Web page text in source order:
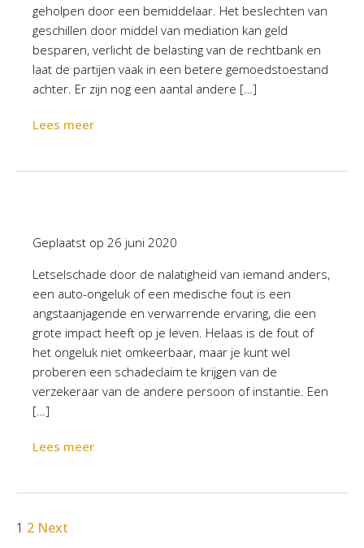
geholpen door een bemiddelaar. Het beslechten van
geschillen door middel van mediation kan geld
besparen, verlicht de belasting van de rechtbank en
laat de partijen vaak in een betere gemoedstoestand
achter. Er zijn nog een aantal andere […]
Lees meer
Geplaatst op 26 juni 2020
Letselschade door de nalatigheid van iemand anders,
een auto-ongeluk of een medische fout is een
angstaanjagende en verwarrende ervaring, die een
grote impact heeft op je leven. Helaas is de fout of
het ongeluk niet omkeerbaar, maar je kunt wel
proberen een schadeclaim te krijgen van de
verzekeraar van de andere persoon of instantie. Een
[…]
Lees meer
1 2 Next